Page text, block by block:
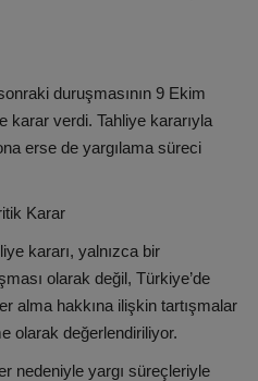
duruşmasının 9 Ekim
karar verdi. Tahliye kararıyla
erse de yargılama süreci
Karar
kararı, yalnızca bir
olarak değil, Türkiye’de
alma hakkına ilişkin tartışmalar
olarak değerlendiriliyor.
nedeniyle yargı süreçleriyle